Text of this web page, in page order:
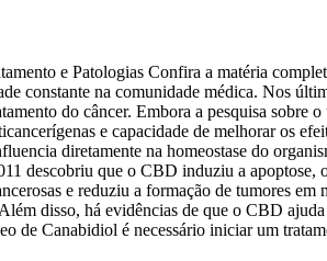
e Patologias Confira a matéria
constante na comunidade médica. Nos
do câncer. Embora a pesquisa
e capacidade de melhorar os
diretamente na homeostase do
descobriu que o CBD induziu a
e reduziu a formação de tumores
disso, há evidências de que o CBD
de Canabidiol é necessário iniciar um